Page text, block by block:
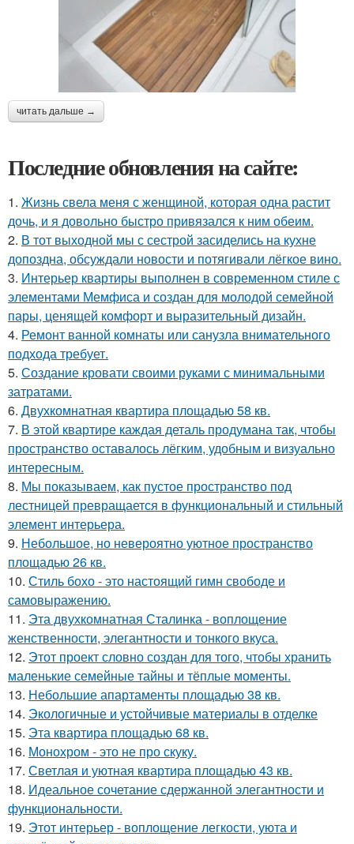
читать дальше →
Последние обновления на сайте:
1. Жизнь свела меня с женщиной, которая одна растит
дочь, и я довольно быстро привязался к ним обеим.
2. В тот выходной мы с сестрой засиделись на кухне
допоздна, обсуждали новости и потягивали лёгкое вино.
3. Интерьер квартиры выполнен в современном стиле с
элементами Мемфиса и создан для молодой семейной
пары, ценящей комфорт и выразительный дизайн.
4. Ремонт ванной комнаты или санузла внимательного
подхода требует.
5. Создание кровати своими руками с минимальными
затратами.
6. Двухкомнатная квартира площадью 58 кв.
7. В этой квартире каждая деталь продумана так, чтобы
пространство оставалось лёгким, удобным и визуально
интересным.
8. Мы показываем, как пустое пространство под
лестницей превращается в функциональный и стильный
элемент интерьера.
9. Небольшое, но невероятно уютное пространство
площадью 26 кв.
10. Стиль бохо - это настоящий гимн свободе и
самовыражению.
11. Эта двухкомнатная Сталинка - воплощение
женственности, элегантности и тонкого вкуса.
12. Этот проект словно создан для того, чтобы хранить
маленькие семейные тайны и тёплые моменты.
13. Небольшие апартаменты площадью 38 кв.
14. Экологичные и устойчивые материалы в отделке
15. Эта квартира площадью 68 кв.
16. Монохром - это не про скуку.
17. Светлая и уютная квартира площадью 43 кв.
18. Идеальное сочетание сдержанной элегантности и
функциональности.
19. Этот интерьер - воплощение легкости, уюта и